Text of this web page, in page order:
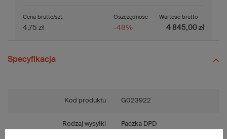
Oszczędność
-48%
Cena brutto/szt.
4,75 zł
Wartość brutto
4 845,00 zł
Specyfikacja
Kod produktu G023922
Rodzaj wysyłki Paczka DPD